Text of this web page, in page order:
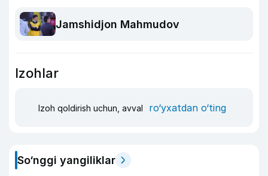
Jamshidjon Mahmudov
Izohlar
Izoh qoldirish uchun, avval ro‘yxatdan o‘ting
So‘nggi yangiliklar